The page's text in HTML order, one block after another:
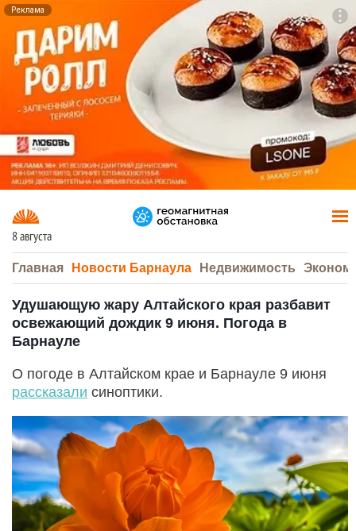
Реклама
8 августа
Главная Новости Барнаула Недвижимость
Удушающую жару Алтайского края разбавит
освежающий дождик 9 июня. Погода в
Барнауле
О погоде в Алтайском крае и Барнауле 9 июня
рассказали синоптики.